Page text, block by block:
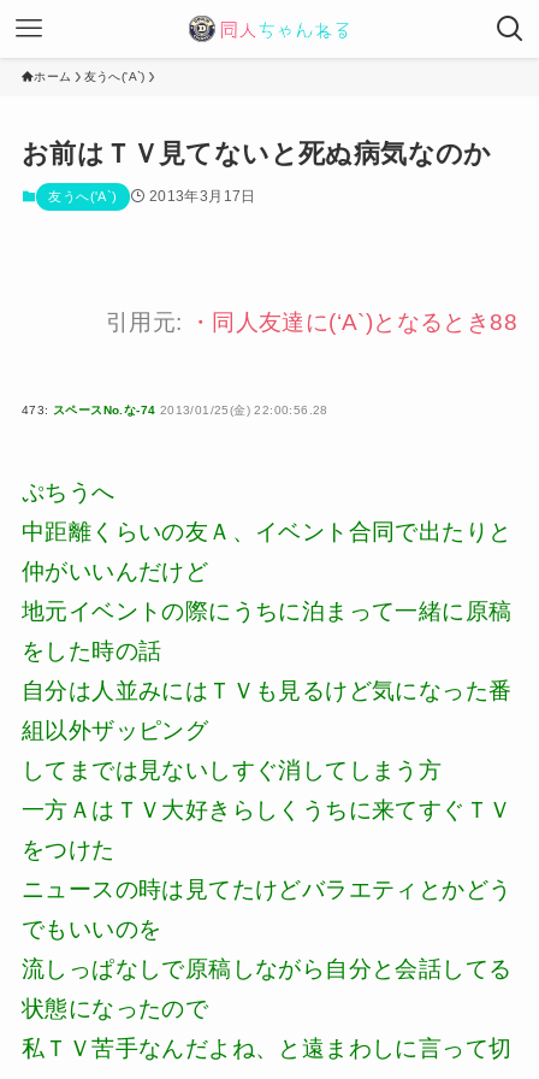
ホーム 友うへ('A`)
お前はＴＶ見てないと死ぬ病気なのか
友うへ('A`) 2013年3月17日
引用元: ・ 同人友達に(‘A`)となるとき88
473: スペースNo.な-74 2013/01/25(金) 22:00:56.28
ぷちうへ
中距離くらいの友Ａ、イベント合同で出たりと
仲がいいんだけど
地元イベントの際にうちに泊まって一緒に原稿
をした時の話
自分は人並みにはＴＶも見るけど気になった番
組以外ザッピング
してまでは見ないしすぐ消してしまう方
一方ＡはＴＶ大好きらしくうちに来てすぐＴＶ
をつけた
ニュースの時は見てたけどバラエティとかどう
でもいいのを
流しっぱなしで原稿しながら自分と会話してる
状態になったので
私ＴＶ苦手なんだよね、と遠まわしに言って切